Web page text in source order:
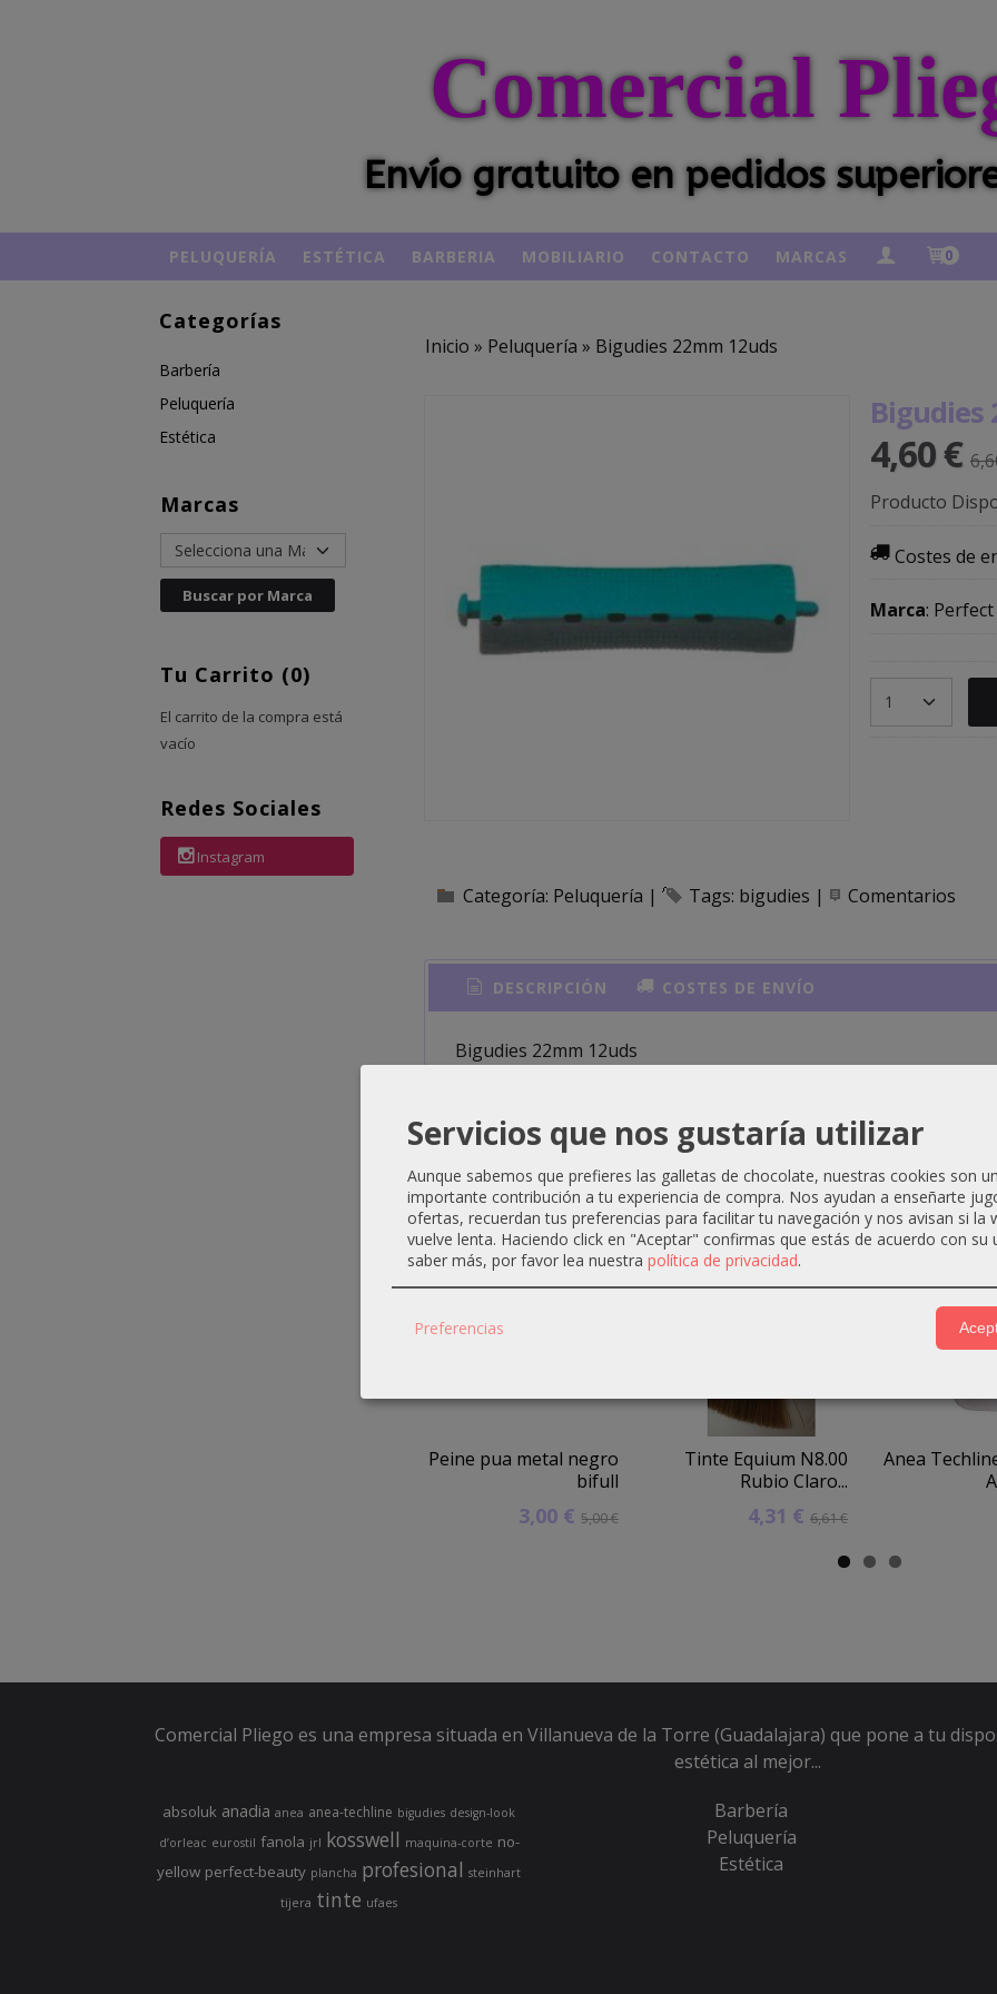
Comercial
Envío gratuito en pedidos
PELUQUERÍA ESTÉTICA BARBERIA MOBILIARIO CONTACTO MARCAS 0
Categorías
Barbería
Peluquería
Estética
Marcas
Tu Carrito (0)
El carrito de la compra está
vacío
Redes Sociales
Instagram
Inicio » Peluquería » Bigudies 22mm 12uds
Bigudies
4,60 €
Producto
Costes de
Marca:
Categoría: Peluquería | Tags: bigudies | Comentarios
DESCRIPCIÓN COSTES DE ENVÍO
Bigudies 22mm 12uds
Productos Relacionados
-2 €
Peine pua metal negro
bifull
3,00 €5,00 €
-2 €
Tinte Equium N8.00
Rubio Claro...
4,31 € 6,61 €
Anea
Comercial Pliego es una empresa situada en Villanueva de la Torre (Guadalajara) que pone a tu
estética al mejor...
absoluk anadia anea anea-techline bigudies design-look
d’orleac eurostil fanola jrl kosswell maquina-corte no-
yellow perfect-beauty plancha profesional steinhart
tijera tinte ufaes
Barbería
Peluquería
Estética
Servicios que nos gustaría utilizar
Aunque sabemos que prefieres las galletas de chocolate, nuestras cookies son
importante contribución a tu experiencia de compra. Nos ayudan a enseñarte
ofertas, recuerdan tus preferencias para facilitar tu navegación y nos avisan si la
vuelve lenta. Haciendo click en "Aceptar" confirmas que estás de acuerdo con su
saber más, por favor lea nuestra política de privacidad.
Preferencias